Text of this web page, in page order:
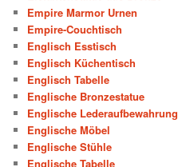
Empire Marmor Urnen
Empire-Couchtisch
Englisch Esstisch
Englisch Küchentisch
Englisch Tabelle
Englische Bronzestatue
Englische Lederaufbewahrung
Englische Möbel
Englische Stühle
Englische Tabelle